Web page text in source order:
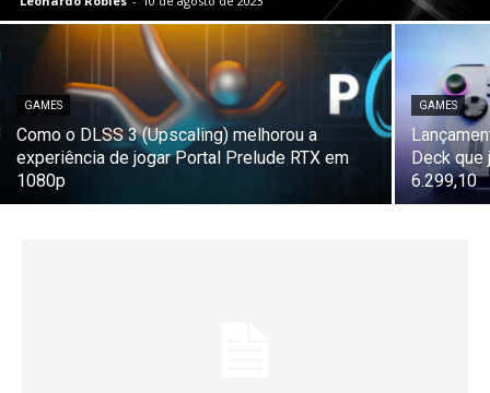
GAMES
Como o DLSS 3 (Upscaling) melhorou a
experiência de jogar Portal Prelude RTX em
1080p
GAMES
Deck que
6.299,10